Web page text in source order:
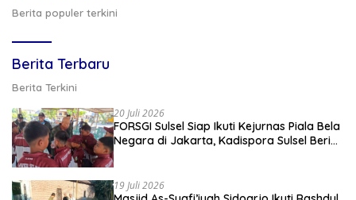
Berita populer terkini
Berita Terbaru
Berita Terkini
20 Juli 2026
FORSGI Sulsel Siap Ikuti Kejurnas Piala Bela
Negara di Jakarta, Kadispora Sulsel Beri
19 Juli 2026